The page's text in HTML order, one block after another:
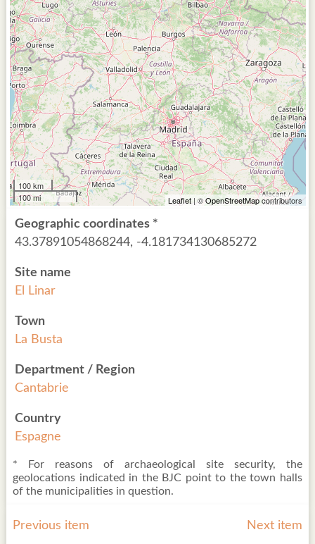
Previous item Next item
100 km
100 mi
Leaflet| ©OpenStreetMapcontributors
Geographic coordinates *
43.37891054868244, -4.181734130685272
Site name
El Linar
Town
La Busta
Department / Region
Cantabrie
Country
Espagne
* For reasons of archaeological site security, the
geolocations indicated in the BJC point to the town halls
of the municipalities in question.